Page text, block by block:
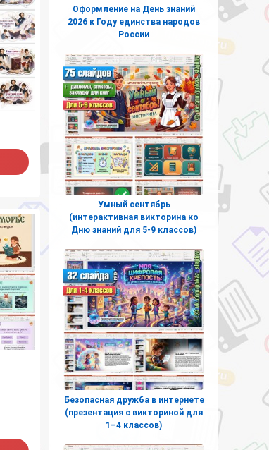
Оформление на День знаний
2026 к Году единства народов
России
Умный сентябрь
(интерактивная викторина ко
Дню знаний для 5-9 классов)
Безопасная дружба в интернете
(презентация с викториной для
1–4 классов)